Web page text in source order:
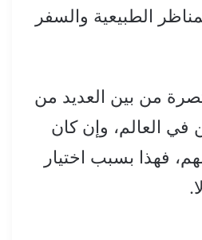
الطبيعية والسفر
من بين العديد من
في العالم، وإن كان
فهذا بسبب اختيار